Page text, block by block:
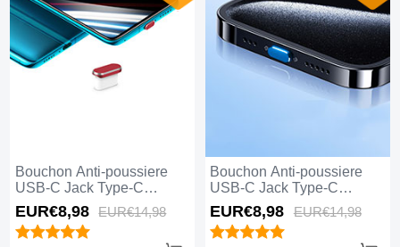
Bouchon Anti-poussiere
USB-C Jack Type-C
Universel H02 pour Apple
iPhone 15 Plus Rouge
EUR€8,98 EUR€14,98
Bouchon Anti-poussiere
USB-C Jack Type-C
Universel H01 pour Apple
iPhone 15 Plus Bleu
EUR€8,98 EUR€14,98